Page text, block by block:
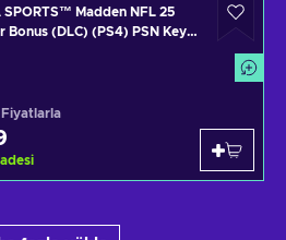
SPORTS™ Madden NFL 25
Bonus (DLC) (PS4) PSN Key
Fiyatlarla